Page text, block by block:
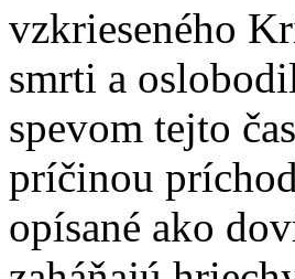
vzkrieseného
smrti a
spevom tejto
príčinou
opísané ako